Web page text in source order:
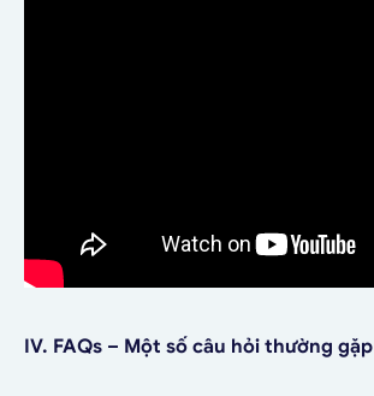
IV. FAQs – Một số câu hỏi thường gặp